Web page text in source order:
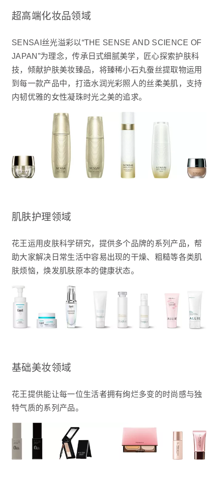
超高端化妆品领域
SENSAI丝光溢彩以“THE SENSE AND SCIENCE OF
JAPAN”为理念，传承日式细腻美学，匠心探索护肤科
技，倾献护肤美妆臻品，将臻稀小石丸蚕丝提取物运用
到每一款产品中，打造水润光彩照人的丝柔美肌，支持
内韧优雅的女性凝珠时光之美的追求。
肌肤护理领域
花王运用皮肤科学研究，提供多个品牌的系列产品，帮
助大家解决日常生活中容易出现的干燥、粗糙等各类肌
肤烦恼，焕发肌肤原本的健康状态。
基础美妆领域
花王提供能让每一位生活者拥有绚烂多变的时尚感与独
特气质的系列产品。